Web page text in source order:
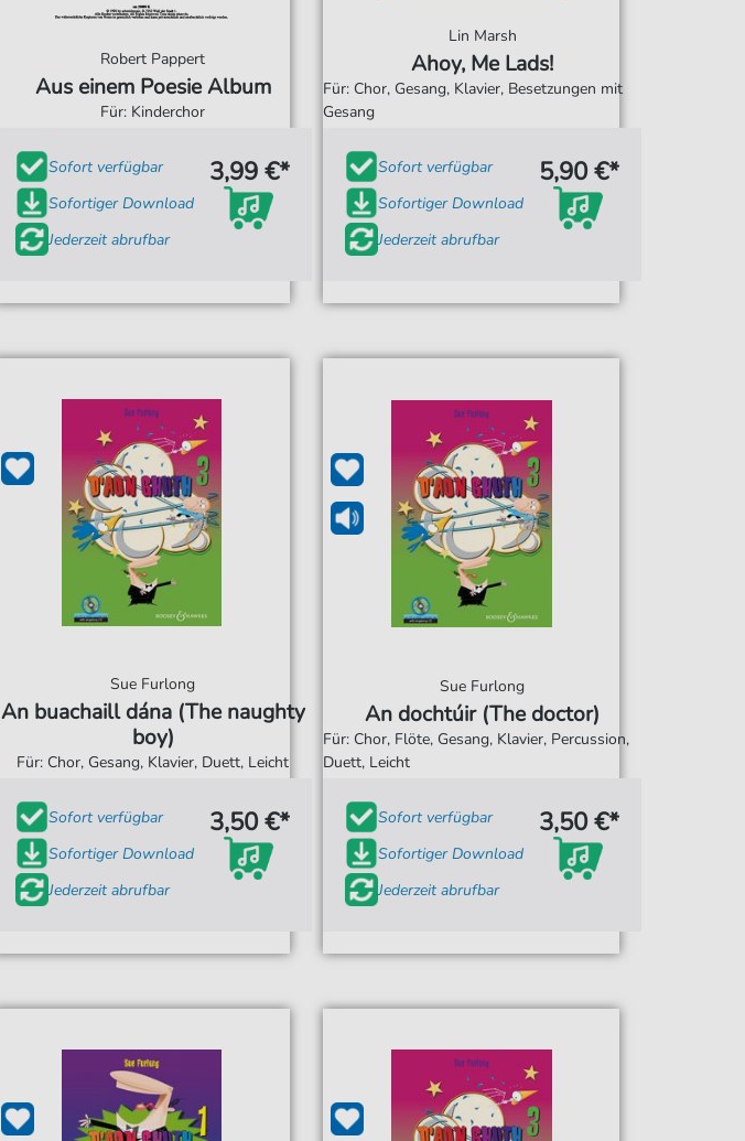
Robert Pappert
Aus einem Poesie Album
Für: Kinderchor
Sofort verfügbar
Sofortiger Download
Jederzeit abrufbar
3,99 €*
Lin Marsh
Ahoy, Me Lads!
Für: Chor, Gesang, Klavier, Besetzungen mit
Gesang
Sofort verfügbar
Sofortiger Download
Jederzeit abrufbar
5,90 €*
Sue Furlong
An buachaill dána (The naughty
boy)
Für: Chor, Gesang, Klavier, Duett, Leicht
Sofort verfügbar
Sofortiger Download
Jederzeit abrufbar
3,50 €*
Sue Furlong
An dochtúir (The doctor)
Für: Chor, Flöte, Gesang, Klavier, Percussion,
Duett, Leicht
Sofort verfügbar
Sofortiger Download
Jederzeit abrufbar
3,50 €*